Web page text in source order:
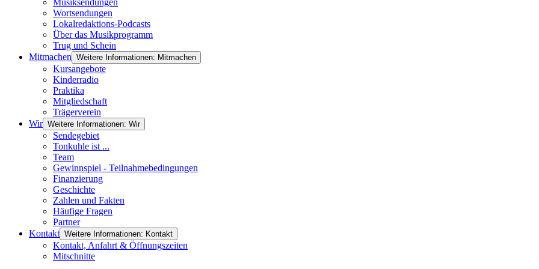
Musiksendungen
Wortsendungen
Lokalredaktions-Podcasts
Über das Musikprogramm
Trug und Schein
Mitmachen Weitere Informationen: Mitmachen
Kursangebote
Kinderradio
Praktika
Mitgliedschaft
Trägerverein
Wir Weitere Informationen: Wir
Sendegebiet
Tonkuhle ist ...
Team
Gewinnspiel - Teilnahmebedingungen
Finanzierung
Geschichte
Zahlen und Fakten
Häufige Fragen
Partner
Kontakt Weitere Informationen: Kontakt
Kontakt, Anfahrt & Öffnungszeiten
Mitschnitte